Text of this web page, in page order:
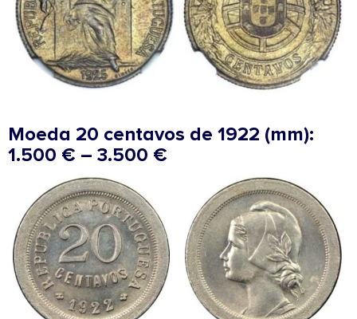
Moeda 20 centavos de 1922 (mm):
1.500 € – 3.500 €